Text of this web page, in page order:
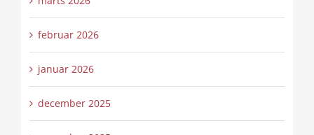
februar 2026
januar 2026
december 2025